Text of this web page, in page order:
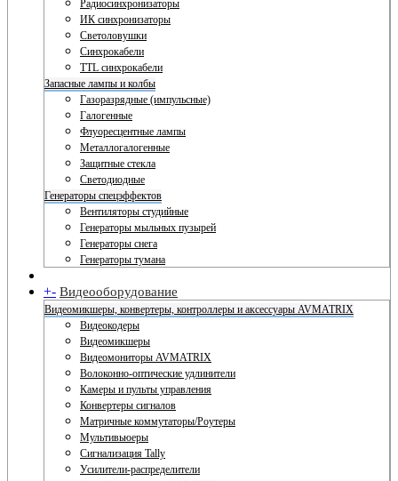
Радиосинхронизаторы
ИК синхронизаторы
Светоловушки
Синхрокабели
TTL синхрокабели
Запасные лампы и колбы
Газоразрядные (импульсные)
Галогенные
Флуоресцентные лампы
Металлогалогенные
Защитные стекла
Светодиодные
Генераторы спецэффектов
Вентиляторы студийные
Генераторы мыльных пузырей
Генераторы снега
Генераторы тумана
+- Видеооборудование
Видеомикшеры, конвертеры, контроллеры и аксессуары AVMATRIX
Видеокодеры
Видеомикшеры
Видеомониторы AVMATRIX
Волоконно-оптические удлинители
Камеры и пульты управления
Конвертеры сигналов
Матричные коммутаторы/Роутеры
Мультивьюеры
Сигнализация Tally
Усилители-распределители